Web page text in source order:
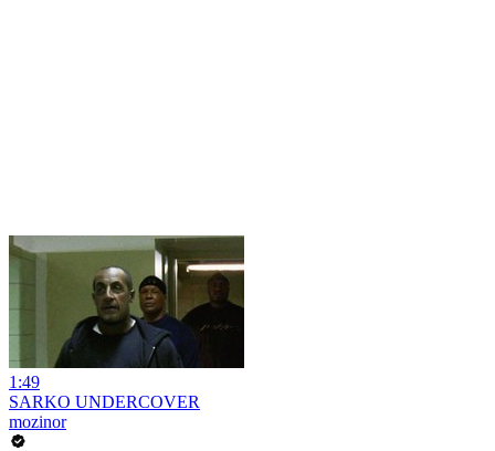
1:49
SARKO UNDERCOVER
mozinor